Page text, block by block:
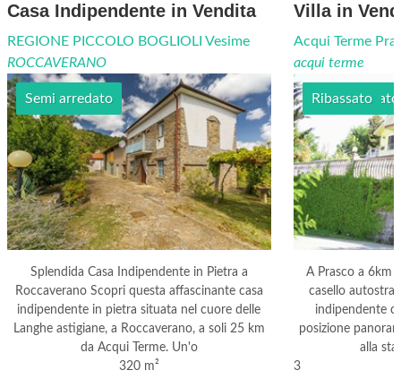
Casa Indipendente in Vendita
REGIONE PICCOLO BOGLIOLI Vesime
ROCCAVERANO
Semi arredato
Splendida Casa Indipendente in Pietra a
Roccaverano Scopri questa affascinante casa
indipendente in pietra situata nel cuore delle
Langhe astigiane, a Roccaverano, a soli 25 km
da Acqui Terme. Un'o
320 m²
Villa in
Acqui Terme
acqui terme
Semi arredato
Ribassato
A Prasco a 6km
casello
indipendente
posizione
alla
3